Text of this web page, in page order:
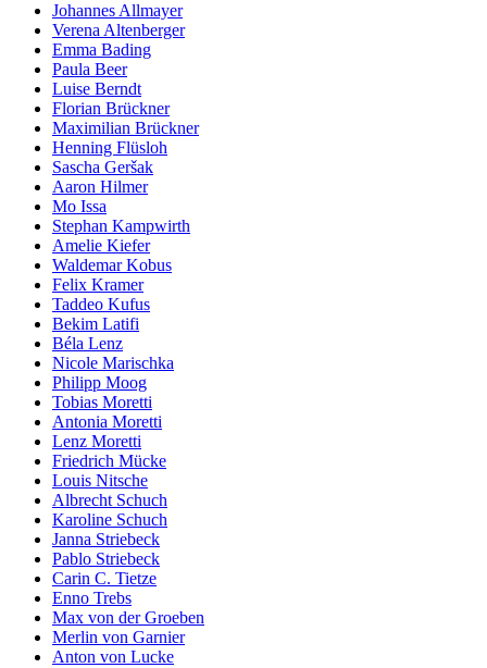
Johannes Allmayer
Verena Altenberger
Emma Bading
Paula Beer
Luise Berndt
Florian Brückner
Maximilian Brückner
Henning Flüsloh
Sascha Geršak
Aaron Hilmer
Mo Issa
Stephan Kampwirth
Amelie Kiefer
Waldemar Kobus
Felix Kramer
Taddeo Kufus
Bekim Latifi
Béla Lenz
Nicole Marischka
Philipp Moog
Tobias Moretti
Antonia Moretti
Lenz Moretti
Friedrich Mücke
Louis Nitsche
Albrecht Schuch
Karoline Schuch
Janna Striebeck
Pablo Striebeck
Carin C. Tietze
Enno Trebs
Max von der Groeben
Merlin von Garnier
Anton von Lucke